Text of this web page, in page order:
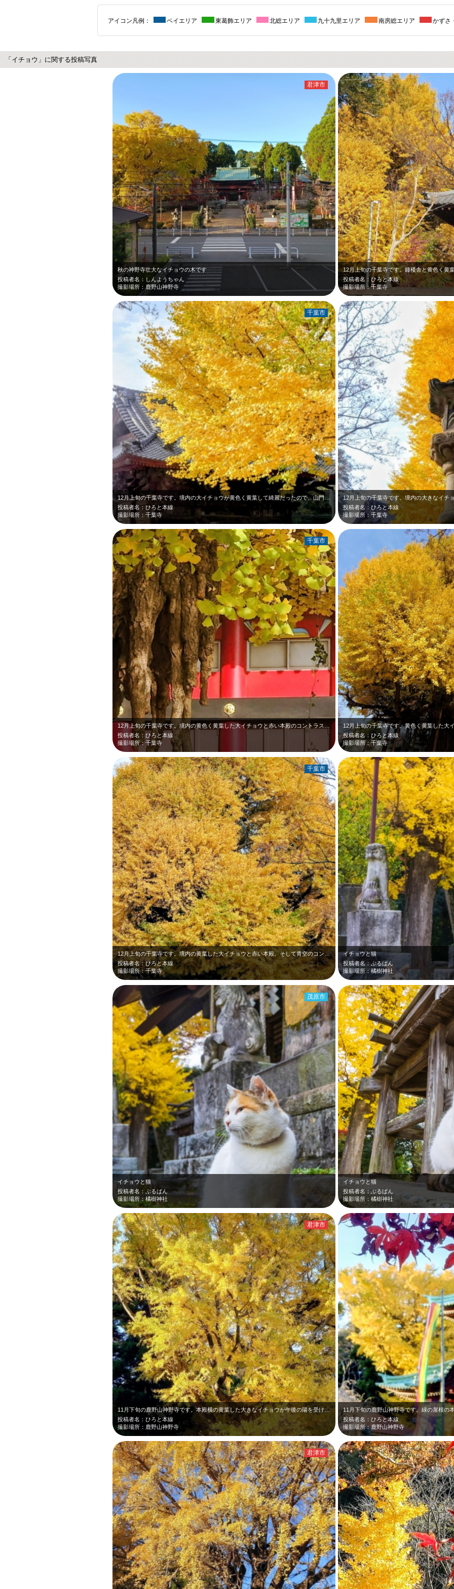
アイコン凡例： ベイエリア 東葛飾エリア 北総エリア 九十九里エリア 南房総エリア かずさ
「イチョウ」に関する投稿写真
秋の神野寺壮大なイチョウの木です
投稿者名：しんようちゃん
撮影場所：鹿野山神野寺
君津市
投稿者名：ひろと本線
撮影場所：千葉寺
12月上旬の千葉寺です。境内の大イチョウが黄色く黄葉して綺麗だったので、山門を…
投稿者名：ひろと本線
撮影場所：千葉寺
千葉市
投稿者名：ひろと本線
撮影場所：千葉寺
投稿者名：ひろと本線
撮影場所：千葉寺
千葉市
12月上旬の千葉寺です。黄色く黄葉した大
投稿者名：ひろと本線
撮影場所：千葉寺
12月上旬の千葉寺です。境内の黄葉した大イチョウと赤い本殿、そして青空のコント…
投稿者名：ひろと本線
撮影場所：千葉寺
千葉市
イチョウと猫
投稿者名：ぶるばん
撮影場所：橘樹神社
イチョウと猫
投稿者名：ぶるばん
撮影場所：橘樹神社
茂原市
イチョウと猫
投稿者名：ぶるばん
撮影場所：橘樹神社
11月下旬の鹿野山神野寺です。本殿横の黄葉した大きなイチョウが午後の陽を受けて…
投稿者名：ひろと本線
撮影場所：鹿野山神野寺
君津市
投稿者名：ひろと本線
撮影場所：鹿野山神野寺
君津市